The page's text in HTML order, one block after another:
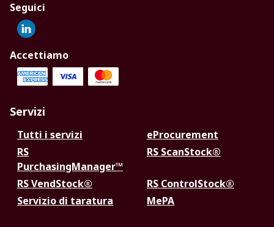
Seguici
Accettiamo
Servizi
Tutti i servizi
eProcurement
RS
PurchasingManager™
RS ScanStock®
RS VendStock®
RS ControlStock®
Servizio di taratura
MePA